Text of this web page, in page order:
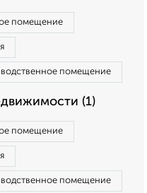
помещение
помещение
(1)
помещение
помещение